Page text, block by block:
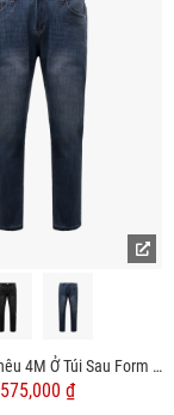
Quần Jean Thêu 4M Ở Túi Sau Form Slimfit QJ122
575,000 ₫